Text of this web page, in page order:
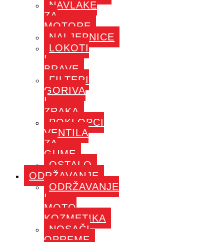
NAVLAKE
ZA
MOTORE
NALJEPNICE
LOKOTI
I
BRAVE
FILTERI
GORIVA
I
ZRAKA
POKLOPCI
VENTILA
ZA
GUME
OSTALO
ODRŽAVANJE
ODRŽAVANJE
I
MOTO
KOZMETIKA
NOSAČI
OPREME